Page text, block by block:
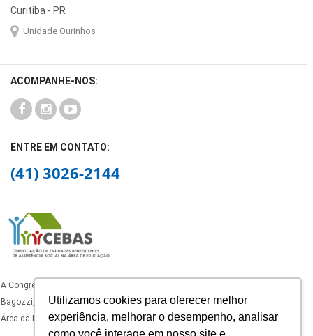
Utilizamos cookies para oferecer melhor
experiência, melhorar o desempenho, analisar
Curitiba - PR
Unidade Ourinhos
ACOMPANHE-NOS:
ENTRE EM CONTATO:
(41) 3026-2144
A Congregação dos Oblatos de São José, mantenedora do Colégio Padre João
Bagozzi, está certificado como Entidade Beneficente de Assistência Social na
Área da Educação, com certificado ativo nos termos da legislação vigente.